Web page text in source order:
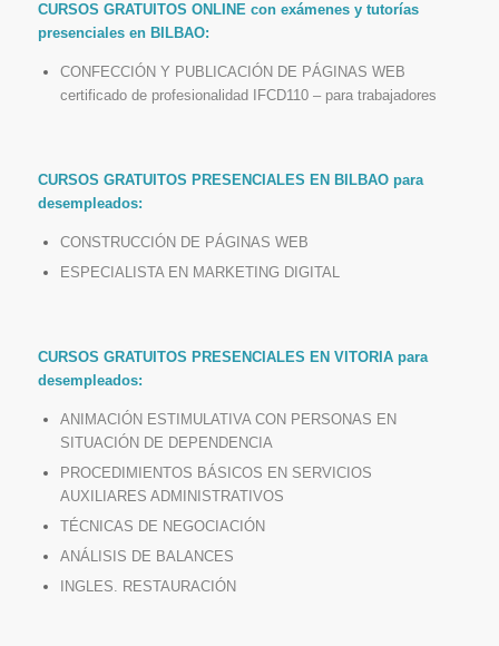
CURSOS GRATUITOS ONLINE con exámenes y tutorías
presenciales en BILBAO:
CONFECCIÓN Y PUBLICACIÓN DE PÁGINAS WEB
certificado de profesionalidad IFCD110 – para trabajadores
CURSOS GRATUITOS PRESENCIALES EN BILBAO para
desempleados:
CONSTRUCCIÓN DE PÁGINAS WEB
ESPECIALISTA EN MARKETING DIGITAL
CURSOS GRATUITOS PRESENCIALES EN VITORIA para
desempleados:
ANIMACIÓN ESTIMULATIVA CON PERSONAS EN
SITUACIÓN DE DEPENDENCIA
PROCEDIMIENTOS BÁSICOS EN SERVICIOS
AUXILIARES ADMINISTRATIVOS
TÉCNICAS DE NEGOCIACIÓN
ANÁLISIS DE BALANCES
INGLES. RESTAURACIÓN